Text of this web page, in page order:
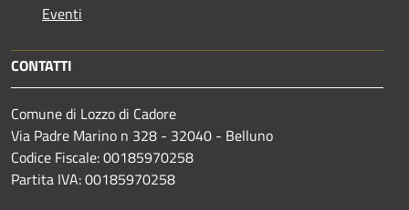
Eventi
CONTATTI
Comune di Lozzo di Cadore
Via Padre Marino n 328 - 32040 - Belluno
Codice Fiscale: 00185970258
Partita IVA: 00185970258